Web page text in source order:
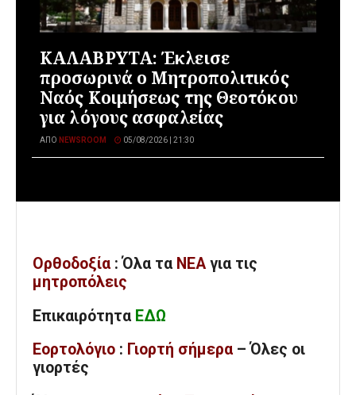
ΚΑΛΑΒΡΥΤΑ: Έκλεισε
προσωρινά ο Μητροπολιτικός
Ναός Κοιμήσεως της Θεοτόκου
για λόγους ασφαλείας
ΑΠΌ NEWSROOM 05/08/2026 | 21:30
Ορθοδοξία : Όλα τα ΝΕΑ για τις
μητροπόλεις
Επικαιρότητα ΕΔΩ
Εορτολόγιο : Γιορτή σήμερα – Όλες οι
γιορτές